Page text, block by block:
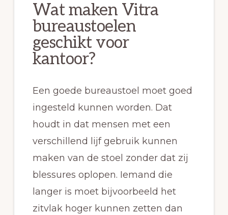
Wat maken Vitra
bureaustoelen
geschikt voor
kantoor?
Een goede bureaustoel moet goed
ingesteld kunnen worden. Dat
houdt in dat mensen met een
verschillend lijf gebruik kunnen
maken van de stoel zonder dat zij
blessures oplopen. Iemand die
langer is moet bijvoorbeeld het
zitvlak hoger kunnen zetten dan